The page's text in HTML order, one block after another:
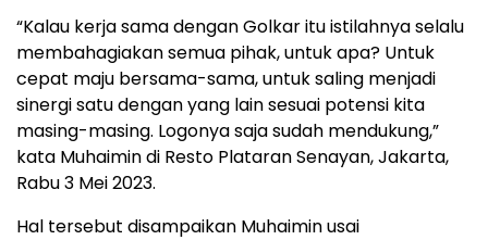
“Kalau kerja sama dengan Golkar itu istilahnya selalu
membahagiakan semua pihak, untuk apa? Untuk
cepat maju bersama-sama, untuk saling menjadi
sinergi satu dengan yang lain sesuai potensi kita
masing-masing. Logonya saja sudah mendukung,”
kata Muhaimin di Resto Plataran Senayan, Jakarta,
Rabu 3 Mei 2023.
Hal tersebut disampaikan Muhaimin usai